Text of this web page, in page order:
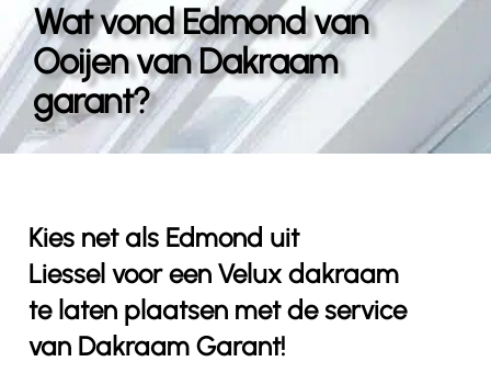
Projecten
Blogs
Wat vond Edmond van
Ooijen van Dakraam
garant?
Kies net als Edmond uit
Liessel voor een Velux dakraam
te laten plaatsen met de service
van Dakraam Garant!